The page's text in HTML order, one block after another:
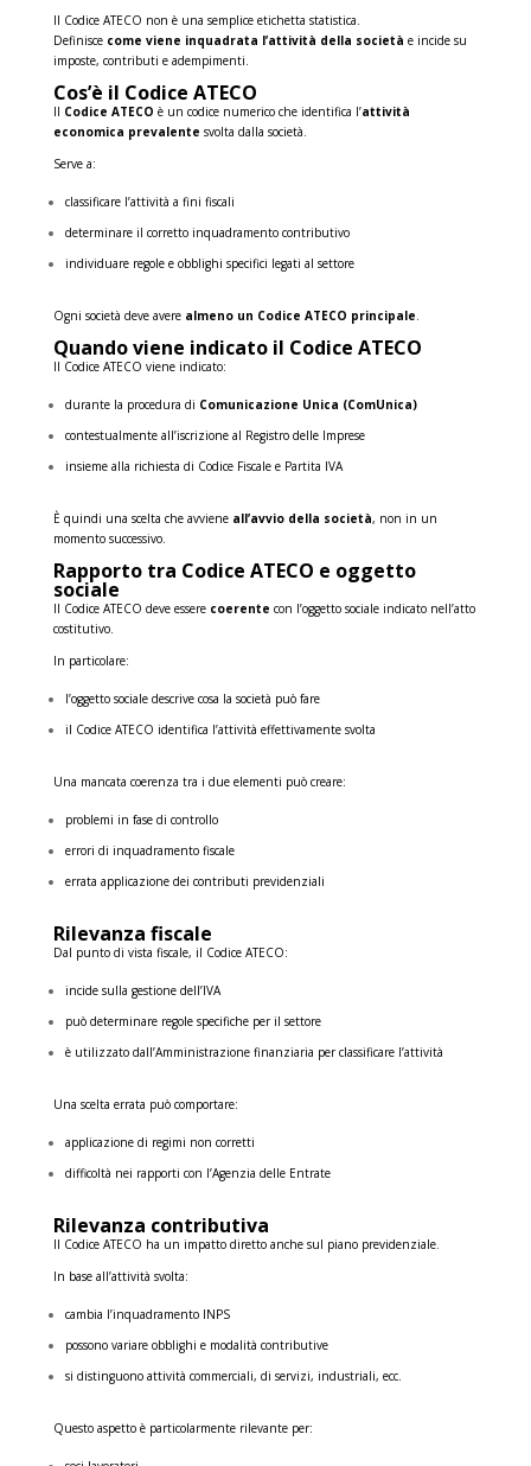
Il Codice ATECO non è una semplice etichetta statistica.
Definisce come viene inquadrata l’attività della società e incide su
imposte, contributi e adempimenti.
Cos’è il Codice ATECO
Il Codice ATECO è un codice numerico che identifica l’attività
economica prevalente svolta dalla società.
Serve a:
classificare l’attività a fini fiscali
determinare il corretto inquadramento contributivo
individuare regole e obblighi specifici legati al settore
Ogni società deve avere almeno un Codice ATECO principale
Quando viene indicato il Codice ATECO
Il Codice ATECO viene indicato:
durante la procedura di Comunicazione Unica (ComUnica)
contestualmente all’iscrizione al Registro delle Imprese
insieme alla richiesta di Codice Fiscale e Partita IVA
È quindi una scelta che avviene all’avvio della società, non in un
momento successivo.
Rapporto tra Codice ATECO e oggetto
sociale
Il Codice ATECO deve essere coerente con l’oggetto sociale indicato nell’atto
costitutivo.
In particolare:
l’oggetto sociale descrive cosa la società può fare
il Codice ATECO identifica l’attività effettivamente svolta
Una mancata coerenza tra i due elementi può creare:
problemi in fase di controllo
errori di inquadramento fiscale
errata applicazione dei contributi previdenziali
Rilevanza fiscale
Dal punto di vista fiscale, il Codice ATECO:
incide sulla gestione dell’IVA
può determinare regole specifiche per il settore
è utilizzato dall’Amministrazione finanziaria per classificare l’attività
Una scelta errata può comportare:
applicazione di regimi non corretti
difficoltà nei rapporti con l’Agenzia delle Entrate
Rilevanza contributiva
Il Codice ATECO ha un impatto diretto anche sul piano previdenziale.
In base all’attività svolta:
cambia l’inquadramento INPS
possono variare obblighi e modalità contributive
si distinguono attività commerciali, di servizi, industriali, ecc.
Questo aspetto è particolarmente rilevante per: